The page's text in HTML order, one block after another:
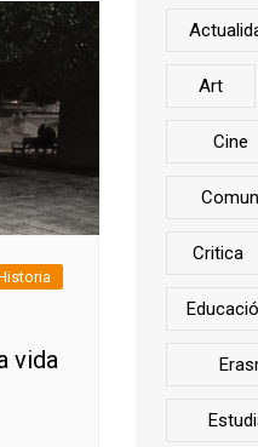
vida
Art
Cine
Critica